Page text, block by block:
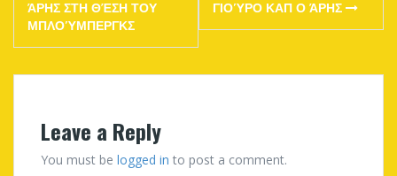
navigation
ΆΡΗΣ ΣΤΗ ΘΈΣΗ ΤΟΥ
ΜΠΛΟΎΜΠΕΡΓΚΣ
ΓΙΟΎΡΟ ΚΑΠ Ο ΆΡΗΣ
Leave a Reply
You must be logged in to post a comment.